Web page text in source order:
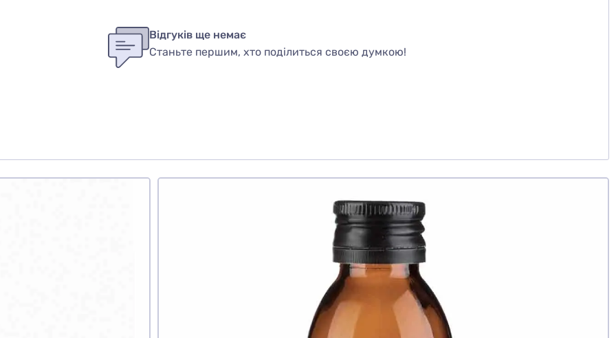
Відгуків ще немає
Станьте першим, хто поділиться своєю думкою!